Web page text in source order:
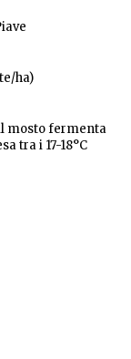
ha)
mosto fermenta
tra i 17-18°C